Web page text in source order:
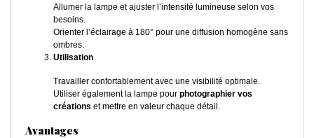
Allumer la lampe et ajuster l’intensité lumineuse selon vos
besoins.
Orienter l’éclairage à 180° pour une diffusion homogène sans
ombres.
Utilisation
Travailler confortablement avec une visibilité optimale.
Utiliser également la lampe pour photographier vos
créations et mettre en valeur chaque détail.
Avantages